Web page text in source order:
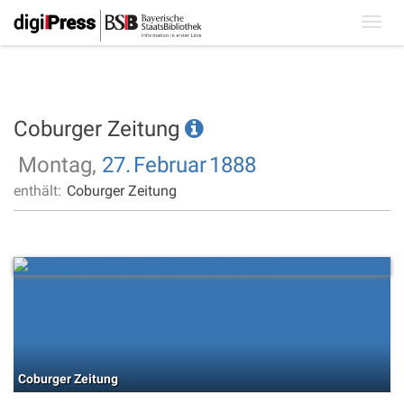
Coburger Zeitung
Montag, 27. Februar1888
enthält: Coburger Zeitung
Coburger Zeitung